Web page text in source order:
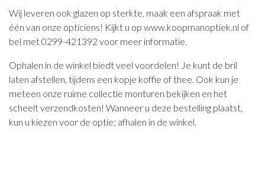
Wij leveren ook glazen op sterkte, maak een afspraak met
één van onze opticiens! Kijkt u op www.koopmanoptiek.nl of
bel met 0299-421392 voor meer informatie.
Ophalen in de winkel biedt veel voordelen! Je kunt de bril
laten afstellen, tijdens een kopje koffie of thee. Ook kun je
meteen onze ruime collectie monturen bekijken en het
scheelt verzendkosten! Wanneer u deze bestelling plaatst,
kun u kiezen voor de optie; afhalen in de winkel.